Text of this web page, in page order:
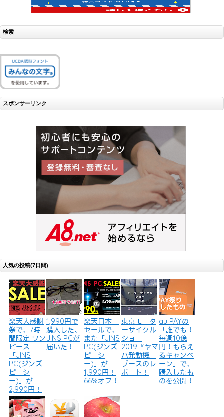
検索
スポンサーリンク
人気の投稿(7日間)
楽天大感謝
祭で、7時
間限定 ワン
ピース
「JINS
PC(ジンズ
ピーシ
ー)」が
2,990円！
1,990円で
購入した、
JINS PCが
届いた！
楽天日本一
セールで、
また「JINS
PC(ジンズ
ピーシ
ー)」が
1,990円！
66%オフ！
東京モータ
ーサイクル
ショー
2019『ヤマ
ハ発動機』
ブースのレ
ポート！
au PAYの
「誰でも！
毎週10億
円！もらえ
るキャンペ
ーン」で、
購入したも
のを公開！